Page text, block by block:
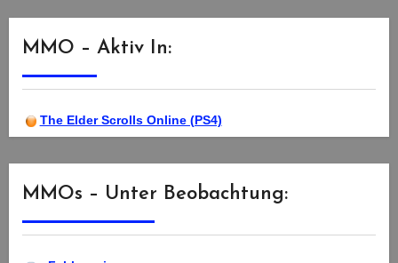
MMO – Aktiv In:
The Elder Scrolls Online (PS4)
MMOs – Unter Beobachtung: